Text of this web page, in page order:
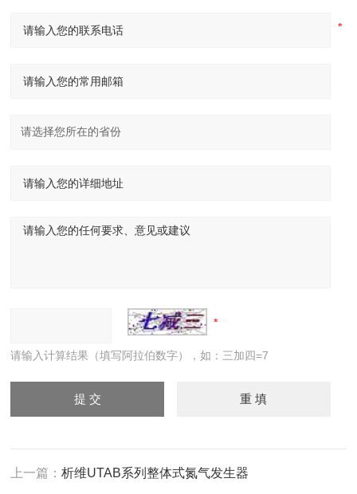
请输入计算结果（填写阿拉伯数字），如：三加四=7
上一篇：析维UTAB系列整体式氮气发生器